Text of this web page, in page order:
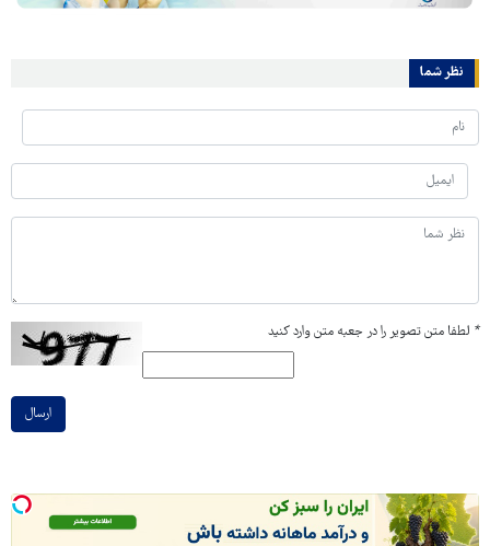
نظر شما
* لطفا متن تصویر را در جعبه متن وارد کنید
ارسال